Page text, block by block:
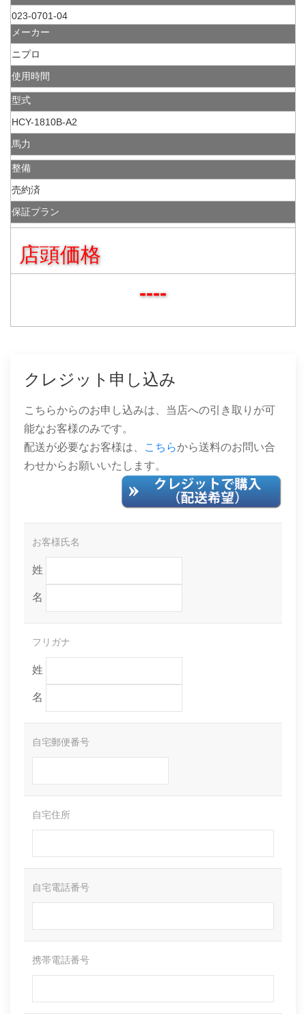
023-0701-04
メーカー
ニプロ
使用時間
型式
HCY-1810B-A2
馬力
整備
売約済
保証プラン
店頭価格
----
クレジット申し込み
こちらからのお申し込みは、当店への引き取りが可
能なお客様のみです。
配送が必要なお客様は、
こちらから送料のお問い合
わせからお願いいたします。
お客様氏名
姓
名
フリガナ
姓
名
自宅郵便番号
自宅住所
自宅電話番号
携帯電話番号